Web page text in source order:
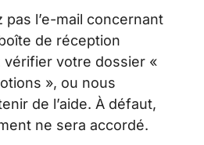
l’e-mail concernant
de réception
vérifier votre dossier «
», ou nous
de l’aide. À défaut,
ne sera accordé.